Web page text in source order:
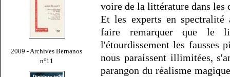
2009 - Archives Bernanos
n°11
voire de la littérature dans les
Et les experts en spectralité
faire remarquer que le
l'étourdissement les fausses
nous paraissent illimitées,
parangon du réalisme